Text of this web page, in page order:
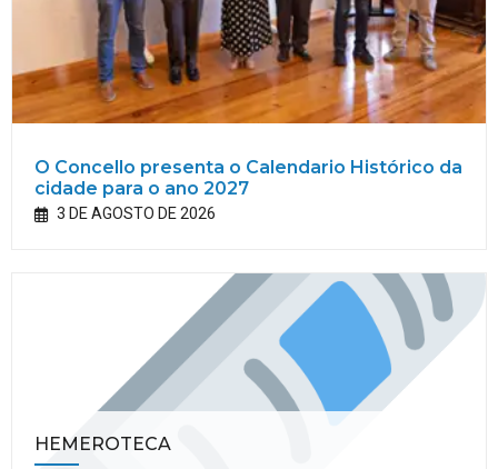
O Concello presenta o Calendario Histórico da
cidade para o ano 2027
3 DE AGOSTO DE 2026
HEMEROTECA